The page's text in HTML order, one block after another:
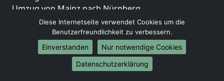
Umzug von Mainz nach Nürnberg
Umzug von Mainz nach Duisburg
Umzug von Mainz nach Bochum
Umzug von Mainz nach Wuppertal
Umzug von Mainz nach Bielefeld
Umzug von Mainz nach Bonn
Diese Internetseite verwendet Cookies um die
Benutzerfreundlichkeit zu verbessern.
Einverstanden
Nur notwendige Cookies
Datenschutzerklärung